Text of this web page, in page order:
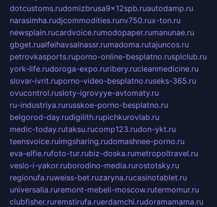
dotcustoms.rudomizbrusa9x12spb.ruautodamp.ru
narasimha.rudjcommodities.runv750.rux-ton.ru
newsplain.rucardvoice.rumodopaper.rumanunae.ru
gbget.rualfeihavsalnassr.rumadoma.rutajuncos.ru
petrovkasports.ruporno-online-besplatno.rusplclub.ru
york-life.rudoroga-expo.ruribery.rucleanmedicine.ru
slovar-ivrit.ruporno-video-besplatno.ruseks-365.ru
ovucontrol.rusloty-igrovyye-avtomaty.ru
ru-industriya.rurusskoe-porno-besplatno.ru
belgorod-day.rudigilith.rupichkurovlab.ru
medic-today.rutaksu.rucomp123.rudon-ykt.ru
teensvoice.ruimgsharing.rudomashnee-porno.ru
eva-elfie.rufoto-tur.rubiz-doska.rumetropoltravel.ru
veslo-i-yakor.ruborodino-media.rurostotsky.ru
regionufa.ruweiss-bet.ruzaryna.rucasinotablet.ru
universalia.ruremont-mebeli-moscow.rutermomur.ru
clubfisher.ruremstirufa.ruerdamchi.rudoramamama.ru